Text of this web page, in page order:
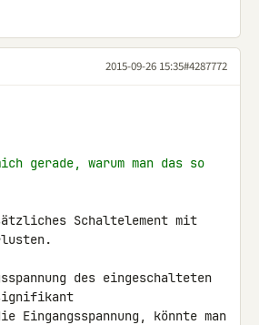
2015-09-26 15:35#4287772
gerade, warum man das so
Schaltelement mit
des eingeschalteten
könnte man